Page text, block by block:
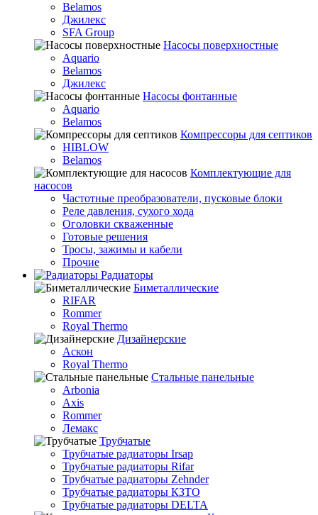
Belamos
Джилекс
SFA Group
Насосы поверхностные
Aquario
Belamos
Джилекс
Насосы фонтанные
Aquario
Belamos
Компрессоры для септиков
HIBLOW
Belamos
Комплектующие для
насосов
Частотные преобразователи, пусковые блоки
Реле давления, сухого хода
Оголовки скваженные
Готовые решения
Тросы, зажимы и кабели
Прочие
Радиаторы
Биметаллические
RIFAR
Rommer
Royal Thermo
Дизайнерские
Аскон
Royal Thermo
Стальные панельные
Arbonia
Axis
Rommer
Лемакс
Трубчатые
Трубчатые радиаторы Irsap
Трубчатые радиаторы Rifar
Трубчатые радиаторы Zehnder
Трубчатые радиаторы КЗТО
Трубчатые радиаторы DELTA